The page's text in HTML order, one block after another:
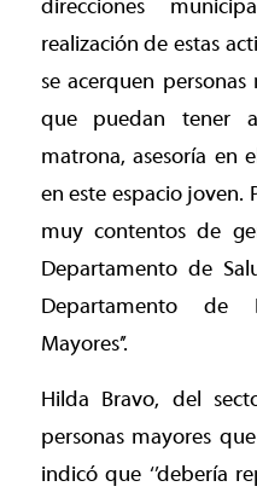
direcciones
realización de estas
se acerquen
que puedan tener
matrona, asesoría en
en este espacio joven.
muy contentos de
Departamento de
Departamento de
Mayores’’.
Hilda Bravo, del
personas mayores
indicó que ‘’debería